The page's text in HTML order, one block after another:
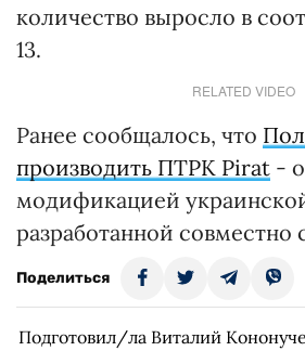
количество выросло в
13.
RELATED VIDEO
Ранее сообщалось, что
производить ПТРК Pirat -
модификацией
разработанной совместно
Поделиться
Подготовил/ла Виталий